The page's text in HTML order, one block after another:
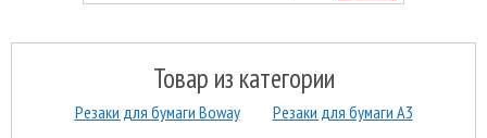
Товар из категории
Резаки для бумаги Boway Резаки для бумаги А3